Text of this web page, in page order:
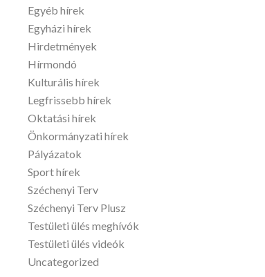
Egyéb hírek
Egyházi hírek
Hirdetmények
Hírmondó
Kulturális hírek
Legfrissebb hírek
Oktatási hírek
Önkormányzati hírek
Pályázatok
Sport hírek
Széchenyi Terv
Széchenyi Terv Plusz
Testületi ülés meghívók
Testületi ülés videók
Uncategorized